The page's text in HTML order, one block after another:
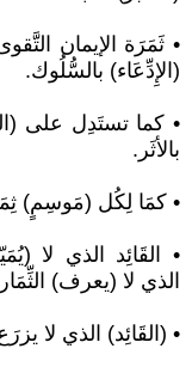
• ثَمَرَة الإيمان
(الإِدِّعَاء) بالسُّلُوك.
• كما تستَدِل على
بالأثَر.
• كمَا لِكُل (مَوسِمٍ)
• القَائِد الذي لا
الذي لا (يعرف)
• (القَائِد) الذي لا